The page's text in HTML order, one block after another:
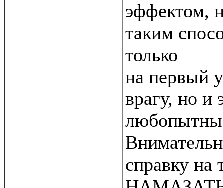
эффектом,
таким
только
на первый
врагу, но и
справку на